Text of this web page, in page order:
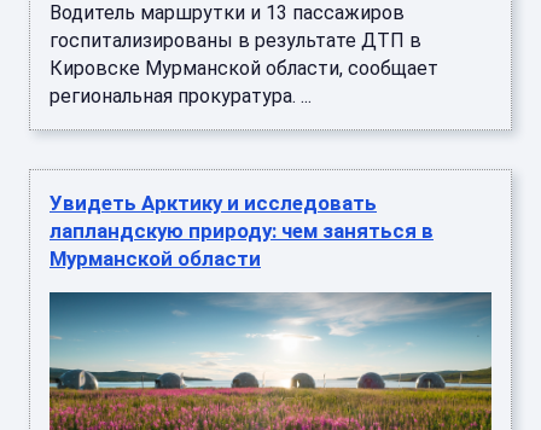
Водитель маршрутки и 13 пассажиров
госпитализированы в результате ДТП в
Кировске Мурманской области, сообщает
региональная прокуратура. ...
Увидеть Арктику и исследовать
лапландскую природу: чем заняться в
Мурманской области